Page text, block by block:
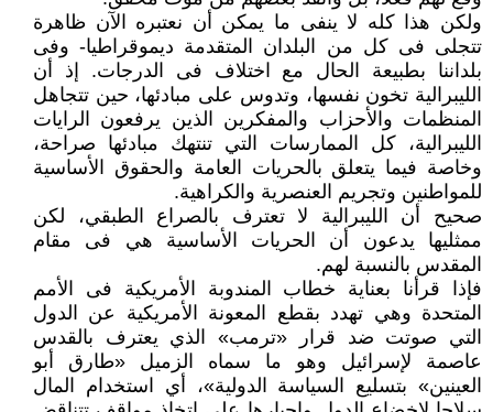
ولكن هذا كله لا ينفى ما يمكن أن نعتبره الآن ظاهرة
تتجلى فى كل من البلدان المتقدمة ديموقراطيا- وفى
بلداننا بطبيعة الحال مع اختلاف فى الدرجات. إذ أن
الليبرالية تخون نفسها، وتدوس على مبادئها، حين تتجاهل
المنظمات والأحزاب والمفكرين الذين يرفعون الرايات
الليبرالية، كل الممارسات التي تنتهك مبادئها صراحة،
وخاصة فيما يتعلق بالحريات العامة والحقوق الأساسية
للمواطنين وتجريم العنصرية والكراهية.
صحيح أن الليبرالية لا تعترف بالصراع الطبقي، لكن
ممثليها يدعون أن الحريات الأساسية هي فى مقام
المقدس بالنسبة لهم.
فإذا قرأنا بعناية خطاب المندوبة الأمريكية فى الأمم
المتحدة وهي تهدد بقطع المعونة الأمريكية عن الدول
التي صوتت ضد قرار «ترمب» الذي يعترف بالقدس
عاصمة لإسرائيل وهو ما سماه الزميل «طارق أبو
العينين» بتسليع السياسة الدولية»، أي استخدام المال